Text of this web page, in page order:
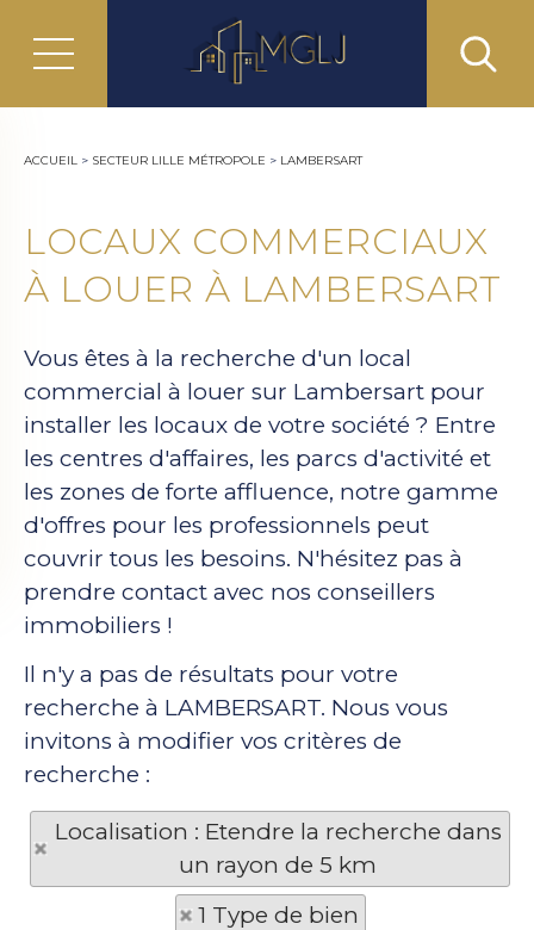
ACCUEIL > SECTEUR LILLE MÉTROPOLE > LAMBERSART
LOCAUX COMMERCIAUX
À LOUER À LAMBERSART
Vous êtes à la recherche d'un local
commercial à louer sur Lambersart pour
installer les locaux de votre société ? Entre
les centres d'affaires, les parcs d'activité et
les zones de forte affluence, notre gamme
d'offres pour les professionnels peut
couvrir tous les besoins. N'hésitez pas à
prendre contact avec nos conseillers
immobiliers !
Il n'y a pas de résultats pour votre
recherche à LAMBERSART. Nous vous
invitons à modifier vos critères de
recherche :
Localisation : Etendre la recherche dans
un rayon de 5 km
1 Type de bien